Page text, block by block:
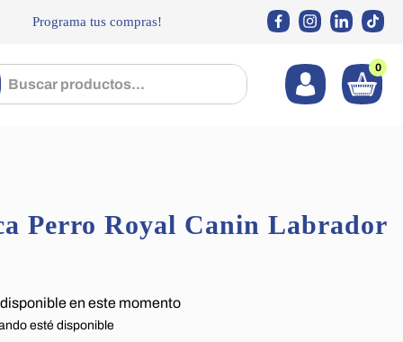
Programa tus compras!
productos... 0
Perro Royal Canin Labrador
en este momento
esté disponible